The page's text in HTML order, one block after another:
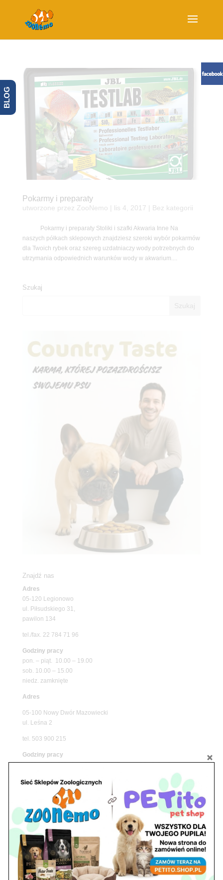
Pokarmy i preparaty
utworzone przez ZooNemo lis 4, 2017 | Bez kategorii
Pokarmy i preparaty Stoliki i szafki Akwaria Inne Na
naszych półkach sklepowych znajdziesz szeroki wybór pokarmów
dla Twoich rybek oraz szereg uzdatniaczy wody potrzebnych do
utrzymania odpowiednich warunków wody w akwarium....
Szukaj
Znajdź nas
Adres
05-120 Legionowo
ul. Piłsudskiego 31,
pawilon 134
tel./fax. 22 784 71 96
Godziny pracy
pon. – piąt. 10.00 – 19.00
sob. 10.00 – 15.00
niedz. zamknięte
Adres
05-100 Nowy Dwór Mazowiecki
ul. Leśna 2
tel. 503 900 215
Godziny pracy
sob. 8.00 – 15.00
niedz. zamknięte
BLOG